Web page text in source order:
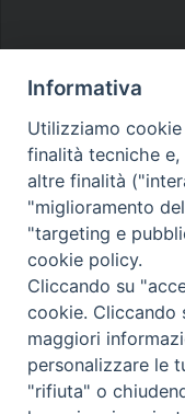
Diocesi di
• Largo Duomo,
Informativa
Utilizziamo
finalità tecniche
altre finalità
"miglioramento
"targeting e
cookie policy.
Cliccando su
cookie. Cliccando
maggiori
personalizzare le
"rifiuta" o